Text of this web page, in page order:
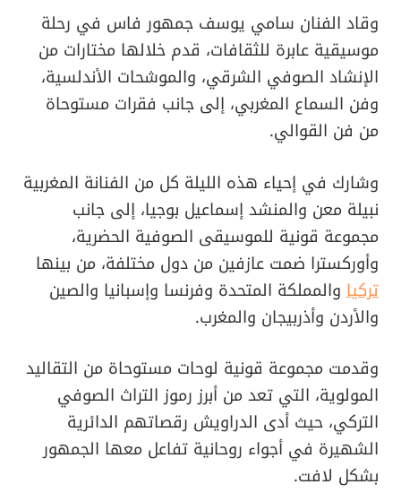
وقاد الفنان سامي يوسف جمهور فاس في رحلة
موسيقية عابرة للثقافات، قدم خلالها مختارات من
الإنشاد الصوفي الشرقي، والموشحات الأندلسية،
وفن السماع المغربي، إلى جانب فقرات مستوحاة
من فن القوالي.
وشارك في إحياء هذه الليلة كل من الفنانة المغربية
نبيلة معن والمنشد إسماعيل بوجيا، إلى جانب
مجموعة قونية للموسيقى الصوفية الحضرية،
وأوركسترا ضمت عازفين من دول مختلفة، من بينها
تركيا والمملكة المتحدة وفرنسا وإسبانيا والصين
والأردن وأذربيجان والمغرب.
وقدمت مجموعة قونية لوحات مستوحاة من التقاليد
المولوية، التي تعد من أبرز رموز التراث الصوفي
التركي، حيث أدى الدراويش رقصاتهم الدائرية
الشهيرة في أجواء روحانية تفاعل معها الجمهور
بشكل لافت.